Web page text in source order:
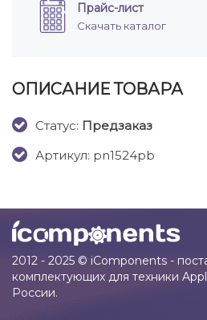
Прайс-лист
Скачать каталог
ОПИСАНИЕ ТОВАРА
Cтатус: Предзаказ
Артикул: pn1524pb
2012 - 2025 © iComponents -
комплектующих для техники
России.